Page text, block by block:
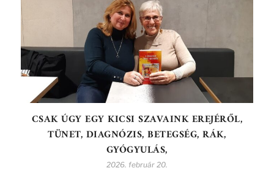
CSAK ÚGY EGY KICSI SZAVAINK EREJÉRŐL,
TÜNET, DIAGNÓZIS, BETEGSÉG, RÁK,
GYÓGYULÁS,
2026. február 20.